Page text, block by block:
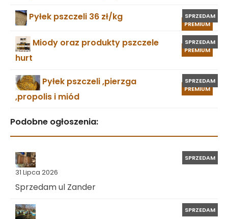
PREMIUM
SPRZEDAM
Pyłek pszczeli 36 zł/kg
PREMIUM
SPRZEDAM
Miody oraz produkty pszczele
hurt
PREMIUM
SPRZEDAM
Pyłek pszczeli ,pierzga
,propolis i miód
Podobne ogłoszenia:
31 Lipca 2026
SPRZEDAM
Sprzedam ul Zander
SPRZEDAM